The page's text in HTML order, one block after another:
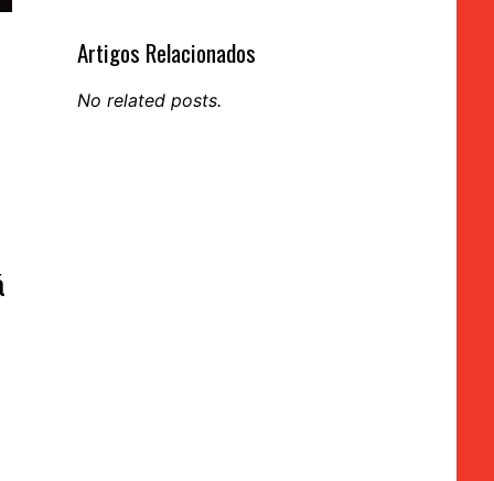
Artigos Relacionados
No related posts.